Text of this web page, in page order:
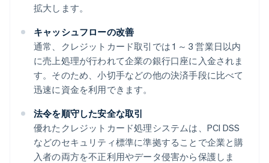
拡大します。
キャッシュフローの改善
通常、クレジットカード取引では 1 ～ 3 営業日以内
に売上処理が行われて企業の銀行口座に入金されま
す。そのため、小切手などの他の決済手段に比べて
迅速に資金を利用できます。
法令を順守した安全な取引
優れたクレジットカード処理システムは、PCI DSS
などのセキュリティ標準に準拠することで企業と購
入者の両方を不正利用やデータ侵害から保護しま